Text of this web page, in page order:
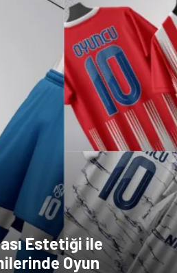
Estetiği ile
Oyun